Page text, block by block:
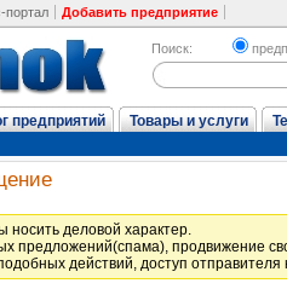
портал Добавить предприятие
Поиск:
предприятий Товары и услуги
деловой характер.
предложений(спама), продвижение
действий, доступ